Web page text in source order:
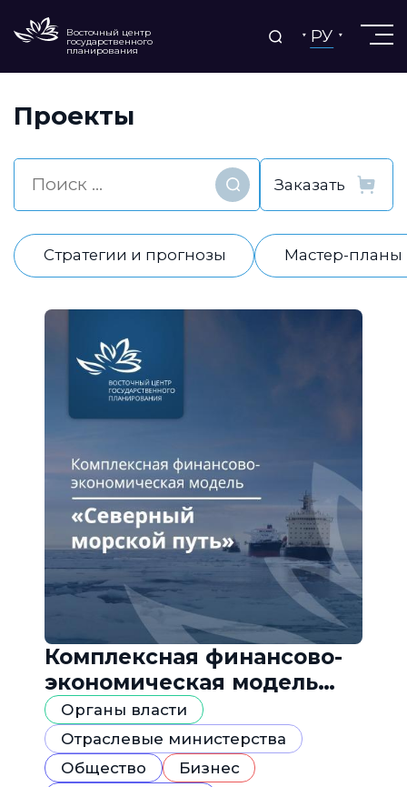
Восточный центр
государственного
планирования
РУ
Проекты
Найти
Стратегии и прогнозы Мастер-планы
Комплексная финансово-
экономическая модель
«Северный морской путь»
Органы власти
Отраслевые министерства
Общество
Бизнес